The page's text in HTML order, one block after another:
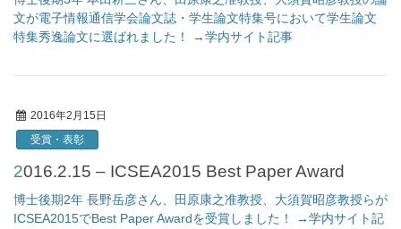
文が電子情報通信学会論文誌・学生論文特集号において学生論文
特集秀逸論文に選ばれました！ →学内サイト記事
2016年2月15日
受賞・表彰
2016.2.15 – ICSEA2015 Best Paper Award
博士後期2年 長野岳彦さん、田原康之准教授、大須賀昭彦教授らが
ICSEA2015でBest Paper Awardを受賞しました！ →学内サイト記